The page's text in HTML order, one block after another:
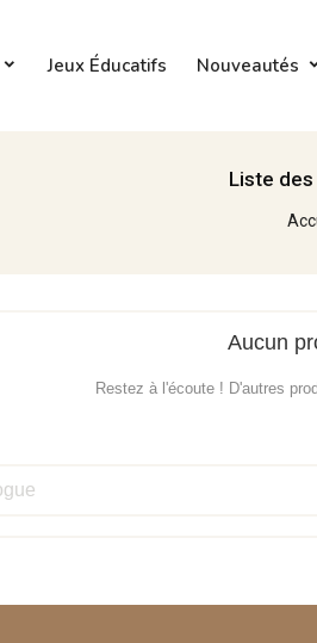
Jeux Éducatifs Nouveautés
Liste
Aucun
Restez à l'écoute ! D'autres